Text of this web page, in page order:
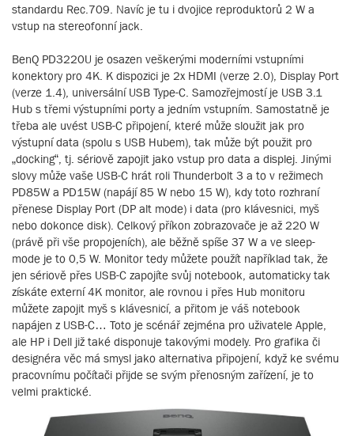
standardu Rec.709. Navíc je tu i dvojice reproduktorů 2 W a
vstup na stereofonní jack.
BenQ PD3220U je osazen veškerými moderními vstupními
konektory pro 4K. K dispozici je 2x HDMI (verze 2.0), Display Port
(verze 1.4), universální USB Type-C. Samozřejmostí je USB 3.1
Hub s třemi výstupními porty a jedním vstupním. Samostatně je
třeba ale uvést USB-C připojení, které může sloužit jak pro
výstupní data (spolu s USB Hubem), tak může být použit pro
„docking“, tj. sériově zapojit jako vstup pro data a displej. Jinými
slovy může vaše USB-C hrát roli Thunderbolt 3 a to v režimech
PD85W a PD15W (napájí 85 W nebo 15 W), kdy toto rozhraní
přenese Display Port (DP alt mode) i data (pro klávesnici, myš
nebo dokonce disk). Celkový příkon zobrazovače je až 220 W
(právě při vše propojeních), ale běžně spíše 37 W a ve sleep-
mode je to 0,5 W. Monitor tedy můžete použít například tak, že
jen sériově přes USB-C zapojíte svůj notebook, automaticky tak
získáte externí 4K monitor, ale rovnou i přes Hub monitoru
můžete zapojit myš s klávesnicí, a přitom je váš notebook
napájen z USB-C… Toto je scénář zejména pro uživatele Apple,
ale HP i Dell již také disponuje takovými modely. Pro grafika či
designéra věc má smysl jako alternativa připojení, když ke svému
pracovnímu počítači přijde se svým přenosným zařízení, je to
velmi praktické.